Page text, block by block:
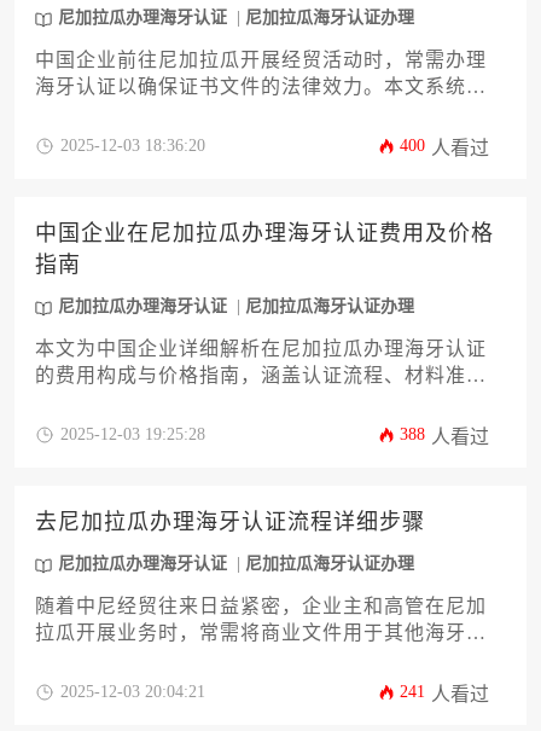
尼加拉瓜办理海牙认证 尼加拉瓜海牙认证办理
中国企业前往尼加拉瓜开展经贸活动时，常需办理
海牙认证以确保证书文件的法律效力。本文系统梳
型、服务特点及选择策略，涵盖公证处、贸促会、
施，为企业提供一站式解决方案。
2025-12-03 18:36:20 400 人看过
中国企业在尼加拉瓜办理海牙认证费用及价格
指南
尼加拉瓜办理海牙认证 尼加拉瓜海牙认证办理
本文为中国企业详细解析在尼加拉瓜办理海牙认证
的费用构成与价格指南，涵盖认证流程、材料准
因素及成本优化策略，帮助企业高效完成国际文件
2025-12-03 19:25:28 388 人看过
去尼加拉瓜办理海牙认证流程详细步骤
尼加拉瓜办理海牙认证 尼加拉瓜海牙认证办理
随着中尼经贸往来日益紧密，企业主和高管在尼加
拉瓜开展业务时，常需将商业文件用于其他海牙公
证流程详细步骤，涵盖从文件准备、尼加拉瓜本地
2025-12-03 20:04:21 241 人看过